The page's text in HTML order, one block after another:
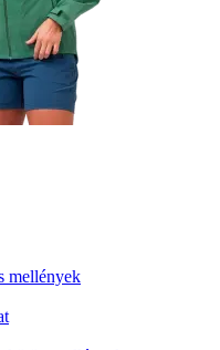
mellények